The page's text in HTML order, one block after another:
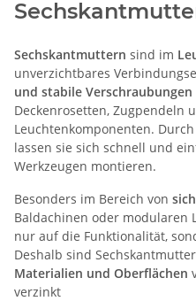
Sechskantmuttern sind im
unverzichtbares
und stabile Verschraubungen
Deckenrosetten, Zugpendeln
Leuchtenkomponenten.
lassen sie sich schnell und
Werkzeugen montieren.
Besonders im Bereich von
Baldachinen oder modularen
nur auf die Funktionalität,
Deshalb sind
Materialien und Oberflächen
verzinkt